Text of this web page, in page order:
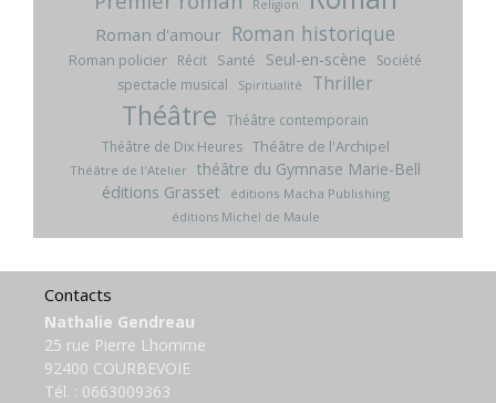
Religion
Roman d'amour Roman historique
Roman policier Récit Santé Seul-en-scène
Société
spectacle musical
Spiritualité Thriller
Théâtre Théâtre contemporain
Théâtre de Dix Heures Théâtre de l'Archipel
Théâtre de l'Atelier théâtre du Gymnase Marie-Bell
éditions Grasset
éditions Macha Publishing
éditions Michel de Maule
Contacts
Nathalie Gendreau
25 rue Pierre Lhomme
92400 COURBEVOIE
Tél. : 0663009363